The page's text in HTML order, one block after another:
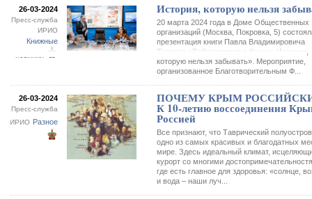
26-03-2024
Пресс-служба
ИРИО
Книжные
История, которую нельзя
20 марта 2024 года в Доме Общественных
организаций (Москва, Покровка, 5)
презентация книги Павла Владимировича
Тулаева «Работорговля в Крыму. История,
которую нельзя забывать». Мероприятие,
организованное Благотворительным Ф...
26-03-2024
Пресс-служба
ИРИО Разное
ПОЧЕМУ КРЫМ
К 10-летию воссоединения
Россией
Все признают, что Таврический
одно из самых красивых и благодатных
мире. Здесь идеальный климат,
курорт со многими
где есть главное для здоровья: «солнце,
и вода – наши луч...